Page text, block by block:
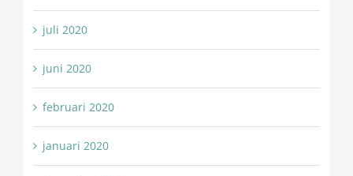
juli 2020
juni 2020
februari 2020
januari 2020